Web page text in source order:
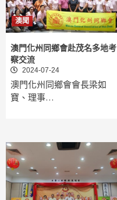
澳聞
澳門化州同鄉會赴茂名多地考
察交流
2024-07-24
澳門化州同鄉會會長梁如
寶、理事…